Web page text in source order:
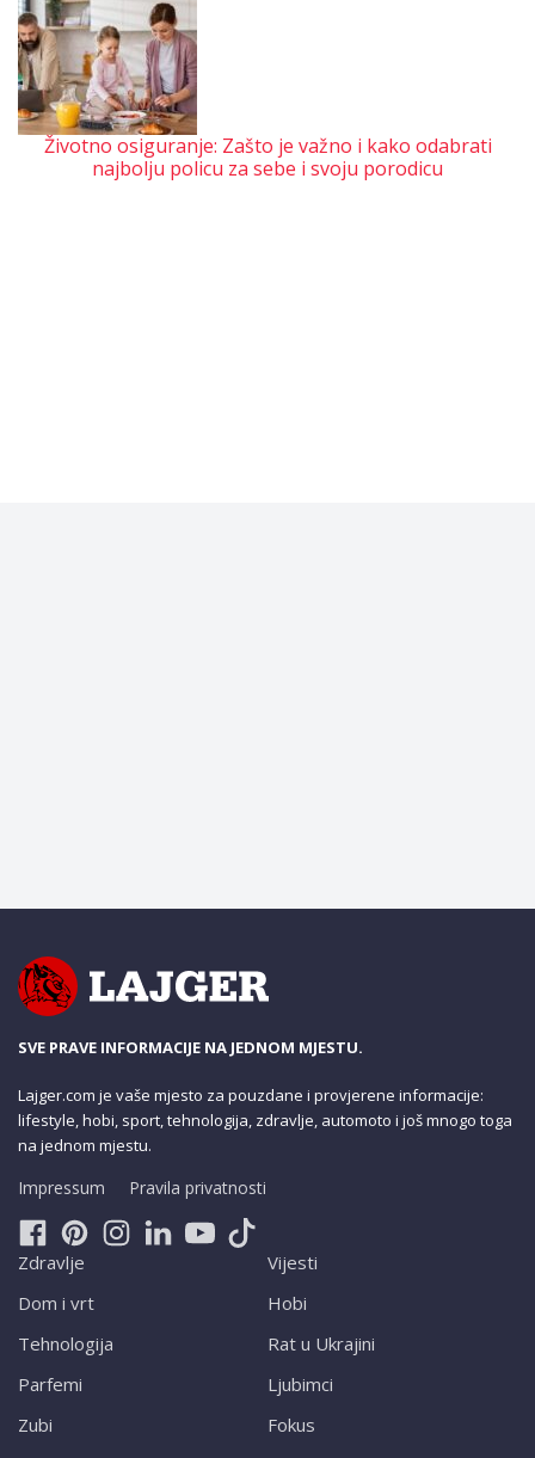
Životno osiguranje: Zašto je važno i kako odabrati
najbolju policu za sebe i svoju porodicu
SVE PRAVE INFORMACIJE NA JEDNOM MJESTU.
Lajger.com je vaše mjesto za pouzdane i provjerene informacije:
lifestyle, hobi, sport, tehnologija, zdravlje, automoto i još mnogo toga
na jednom mjestu.
Impressum Pravila privatnosti
Zdravlje
Dom i vrt
Tehnologija
Parfemi
Zubi
Vijesti
Hobi
Rat u Ukrajini
Ljubimci
Fokus